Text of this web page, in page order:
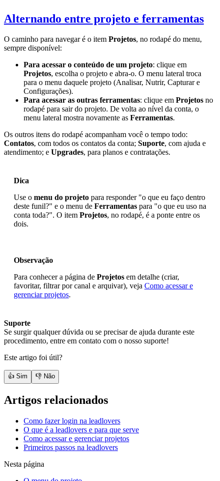
Alternando entre projeto e ferramentas
O caminho para navegar é o item Projetos, no rodapé do menu,
sempre disponível:
Para acessar o conteúdo de um projeto: clique em
Projetos, escolha o projeto e abra-o. O menu lateral troca
para o menu daquele projeto (Analisar, Nutrir, Capturar e
Configurações).
Para acessar as outras ferramentas: clique em Projetos no
rodapé para sair do projeto. De volta ao nível da conta, o
menu lateral mostra novamente as Ferramentas.
Os outros itens do rodapé acompanham você o tempo todo:
Contatos, com todos os contatos da conta; Suporte, com ajuda e
atendimento; e Upgrades, para planos e contratações.
Dica
Use o menu do projeto para responder "o que eu faço dentro
deste funil?" e o menu de Ferramentas para "o que eu uso na
conta toda?". O item Projetos, no rodapé, é a ponte entre os
dois.
Observação
Para conhecer a página de Projetos em detalhe (criar,
favoritar, filtrar por canal e arquivar), veja Como acessar e
gerenciar projetos.
Suporte
Se surgir qualquer dúvida ou se precisar de ajuda durante este
procedimento, entre em contato com o nosso suporte!
Este artigo foi útil?
👍 Sim 👎 Não
Artigos relacionados
Como fazer login na leadlovers
O que é a leadlovers e para que serve
Como acessar e gerenciar projetos
Primeiros passos na leadlovers
Nesta página